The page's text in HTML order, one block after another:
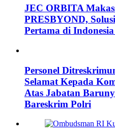
JEC ORBITA
PRESBYOND,
Pertama di
Personel
Selamat Kepada
Atas Jabatan
Bareskrim Polri